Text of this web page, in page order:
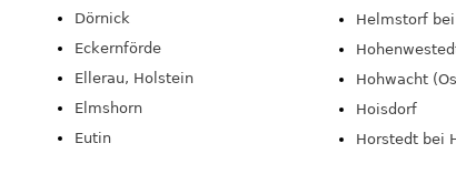
Dörnick
Eckernförde
Ellerau, Holstein
Elmshorn
Eutin
Helmstorf
Hohwacht
Hoisdorf
Horstedt bei